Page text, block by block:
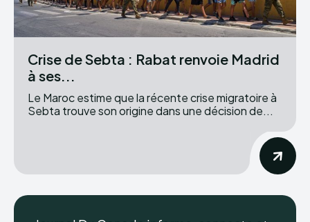
Crise de Sebta : Rabat renvoie Madrid
à ses...
Le Maroc estime que la récente crise migratoire à
Sebta trouve son origine dans une décision de...